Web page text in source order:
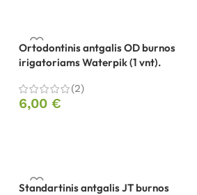
Ortodontinis antgalis OD burnos
irigatoriams Waterpik (1 vnt).
(2)
6,00 €
Standartinis antgalis JT burnos